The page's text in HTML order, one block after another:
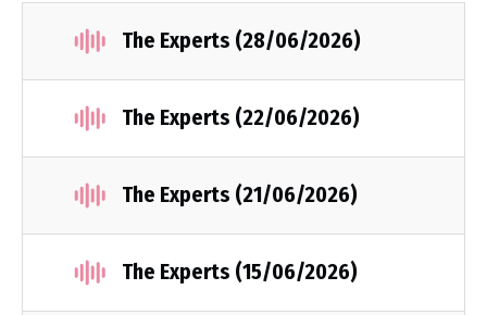
The Experts (28/06/2026)
The Experts (22/06/2026)
The Experts (21/06/2026)
The Experts (15/06/2026)